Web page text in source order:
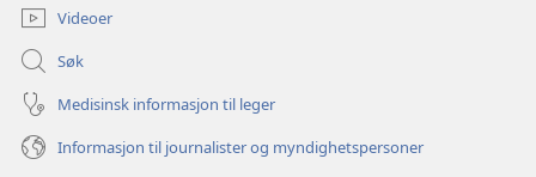
Videoer
Søk
Medisinsk informasjon til leger
Informasjon til journalister og myndighetspersoner